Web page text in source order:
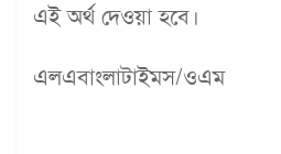
এই অর্থ দেওয়া হবে।
এলএবাংলাটাইমস/ওএম